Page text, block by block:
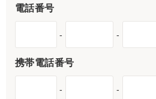
電話番号
- -
携帯電話番号
- -